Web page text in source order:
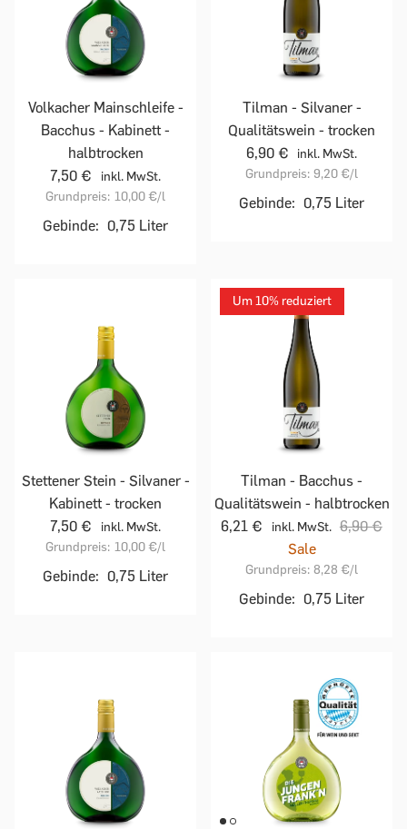
Volkacher Mainschleife -
Bacchus - Kabinett -
halbtrocken
7,50 €
inkl. MwSt.
Grundpreis: 10,00 €/l
Gebinde: 0,75 Liter
Tilman - Silvaner -
Qualitätswein - trocken
6,90 €
inkl. MwSt.
Grundpreis: 9,20 €/l
Gebinde: 0,75 Liter
Stettener Stein - Silvaner -
Kabinett - trocken
7,50 €
inkl. MwSt.
Grundpreis: 10,00 €/l
Gebinde: 0,75 Liter
Um 10% reduziert
Tilman - Bacchus -
Qualitätswein - halbtrocken
6,21 €
inkl. MwSt. 6,90 €
Sale
Grundpreis: 8,28 €/l
Gebinde: 0,75 Liter